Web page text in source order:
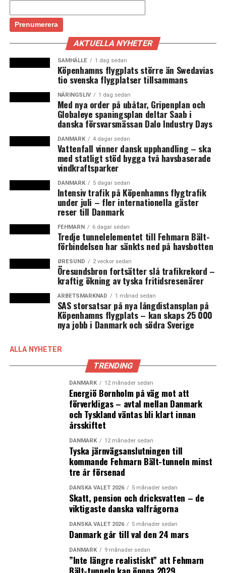
utanför landets gränser i fjol. Det är mer än en
fördubbling på 10 år.
Sverige ligger på ohotad förstaplats på listan över var
utlandspensionärerna bor. På andraplats kommer
Tyskland där ungefär 5.900 danska pensionärer slagit
sig ned, följt av Norge.
Det är främst den vackra naturen i Sverige som lockar
bedömer Jørgen Fischer, ordförande för Danske Seniorer
som organiserar 140.000 pensionärer.
– Sverige är attraktivt för pensionärer som vill ha en
ödslig gård eller en sommarbostad. Antalet danska
pensionärer i Norge och Tyskland överraskar mig mer,
säger Jørgen Fischer till Momentum.
Längre ned på listan kommer varmare länder som
Spanien, Frankrike och Australien. (News Øresund)
Uppåt i Sverige – men i Danmark faller huspriserna
Nya uppgifter: Antalet turister under ESC överdrevs
AKTUELLA NYHETER
SAMHÄLLE 1 dag sedan
Köpenhamns flygplats större än Swedavias
tio svenska flygplatser tillsammans
NÄRINGSLIV 1 dag sedan
Med nya order på ubåtar, Gripenplan och
Globaleye spaningsplan deltar Saab i
danska försvarsmässan Dalo Industry Days
DANMARK 4 dagar sedan
Vattenfall vinner dansk upphandling – ska
med statligt stöd bygga två havsbaserade
vindkraftsparker
DANMARK 5 dagar sedan
Intensiv trafik på Köpenhamns flygtrafik
under juli – fler internationella gäster
reser till Danmark
FEHMARN 6 dagar sedan
Tredje tunnelelementet till Fehmarn Bält-
förbindelsen har sänkts ned på havsbotten
ØRESUND 2 veckor sedan
Öresundsbron fortsätter slå trafikrekord –
kraftig ökning av tyska fritidsresenärer
ARBETSMARKNAD 1 månad sedan
SAS storsatsar på nya långdistansplan på
Köpenhamns flygplats – kan skaps 25 000
nya jobb i Danmark och södra Sverige
ALLA NYHETER
TRENDING
DANMARK 12 månader sedan
Energiö Bornholm på väg mot att
förverkligas – avtal mellan Danmark
och Tyskland väntas bli klart innan
årsskiftet
DANMARK 12 månader sedan
Tyska järnvägsanslutningen till
kommande Fehmarn Bält-tunneln minst
tre år försenad
DANSKA VALET 2026 5 månader sedan
Skatt, pension och dricksvatten – de
viktigaste danska valfrågorna
DANSKA VALET 2026 5 månader sedan
Danmark går till val den 24 mars
DANMARK 9 månader sedan
”Inte längre realistiskt” att Fehmarn